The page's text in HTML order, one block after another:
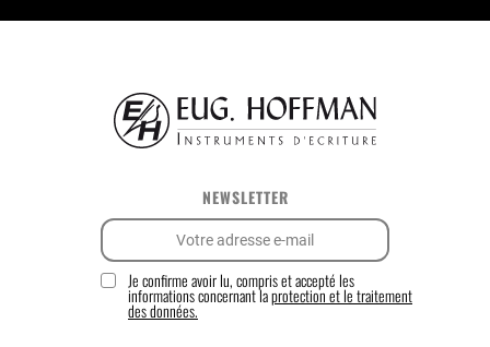
NEWSLETTER
Je confirme avoir lu, compris et accepté les
informations concernant laprotection et le traitement
des données.